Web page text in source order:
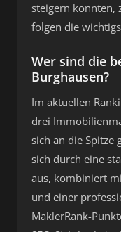
steigern konnten,
folgen die
Wer sind die
Burghausen?
Im aktuellen
drei
sich an die Spitze
sich durch eine
aus, kombiniert
und einer
MaklerRank-